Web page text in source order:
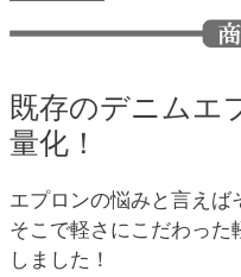
既存のデニムエ
量化！
エプロンの悩みと言えば
そこで軽さにこだわった
しました！